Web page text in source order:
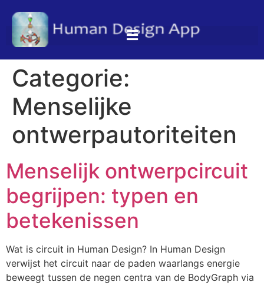
Categorie:
Menselijke
ontwerpautoriteiten
Menselijk ontwerpcircuit
begrijpen: typen en
betekenissen
Wat is circuit in Human Design? In Human Design
verwijst het circuit naar de paden waarlangs energie
beweegt tussen de negen centra van de BodyGraph via